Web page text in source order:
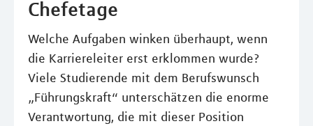
Chefetage
Welche Aufgaben winken überhaupt, wenn
die Karriereleiter erst erklommen wurde?
Viele Studierende mit dem Berufswunsch
„Führungskraft“ unterschätzen die enorme
Verantwortung, die mit dieser Position